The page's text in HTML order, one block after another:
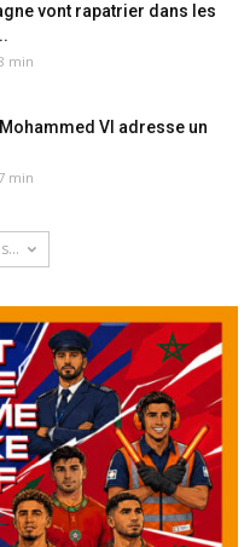
vont rapatrier dans les
min
VI adresse un
min